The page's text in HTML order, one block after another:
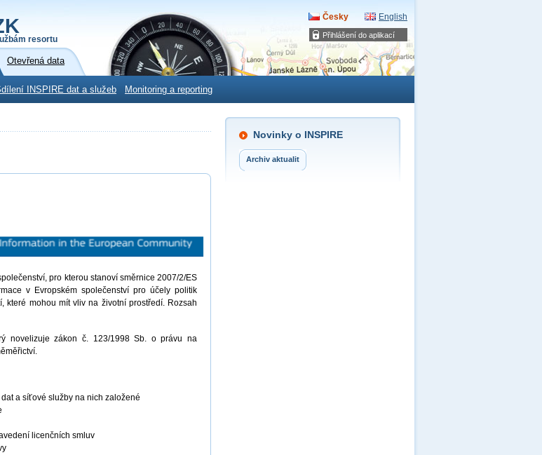
Přihlášení do aplikací
resortu
Česky English
Otevřená data
INSPIRE dat a služeb Monitoring a reporting
Novinky o INSPIRE
Archiv aktualit
pro kterou stanoví směrnice 2007/2/ES
v Evropském společenství pro účely politik
které mohou mít vliv na životní prostředí. Rozsah
novelizuje zákon č. 123/1998 Sb. o právu na
a síťové služby na nich založené
licenčních smluv